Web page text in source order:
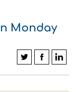
του
Ένδυση
Monday